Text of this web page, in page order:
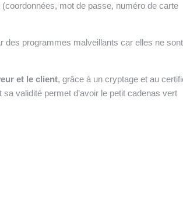
mot de passe, numéro de carte
des programmes malveillants car elles ne sont
et le client, grâce à un cryptage et au
validité permet d’avoir le petit cadenas vert